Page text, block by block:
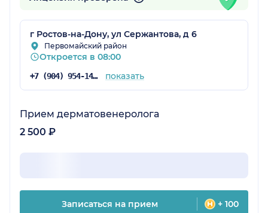
г Ростов-на-Дону, ул Сержантова, д 6
Первомайский район
Откроется в 08:00
+7 (904) 954-14-39 показать
Прием дерматовенеролога
2 500 ₽
Записаться на прием + 100